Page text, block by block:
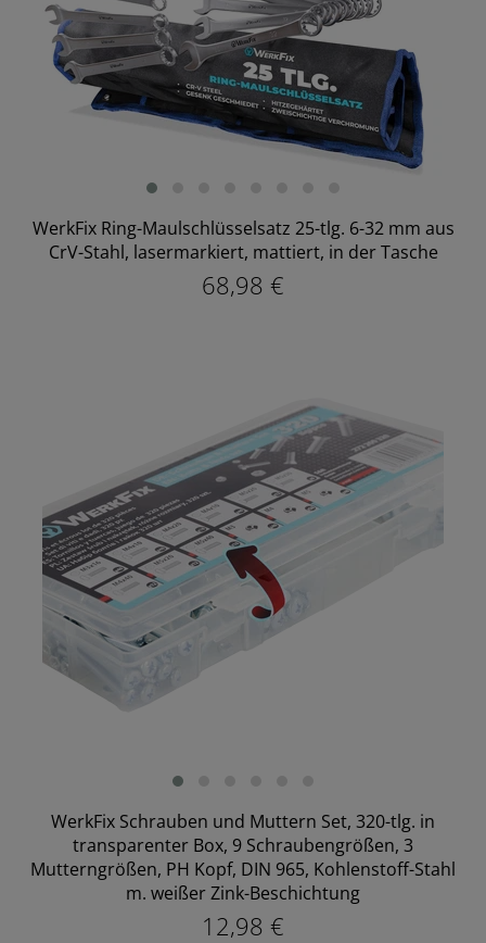
WerkFix Ring-Maulschlüsselsatz 25-tlg. 6-32 mm aus
CrV-Stahl, lasermarkiert, mattiert, in der Tasche
68,98 €
WerkFix Schrauben und Muttern Set, 320-tlg. in
transparenter Box, 9 Schraubengrößen, 3
Mutterngrößen, PH Kopf, DIN 965, Kohlenstoff-Stahl
m. weißer Zink-Beschichtung
12,98 €